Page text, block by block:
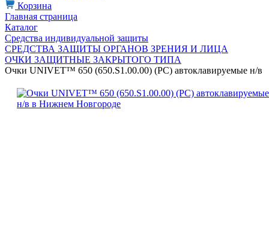
Корзина
Главная страница
Каталог
Средства индивидуальной защиты
СРЕДСТВА ЗАЩИТЫ ОРГАНОВ ЗРЕНИЯ И ЛИЦА
ОЧКИ ЗАЩИТНЫЕ ЗАКРЫТОГО ТИПА
Очки UNIVET™ 650 (650.S1.00.00) (РС) автоклавируемые н/в